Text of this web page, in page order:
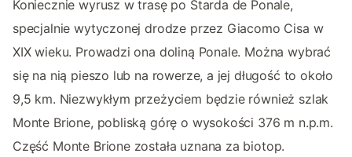
Koniecznie wyrusz w trasę po Starda de Ponale,
specjalnie wytyczonej drodze przez Giacomo Cisa w
XIX wieku. Prowadzi ona doliną Ponale. Można wybrać
się na nią pieszo lub na rowerze, a jej długość to około
9,5 km. Niezwykłym przeżyciem będzie również szlak
Monte Brione, pobliską górę o wysokości 376 m n.p.m.
Część Monte Brione została uznana za biotop.